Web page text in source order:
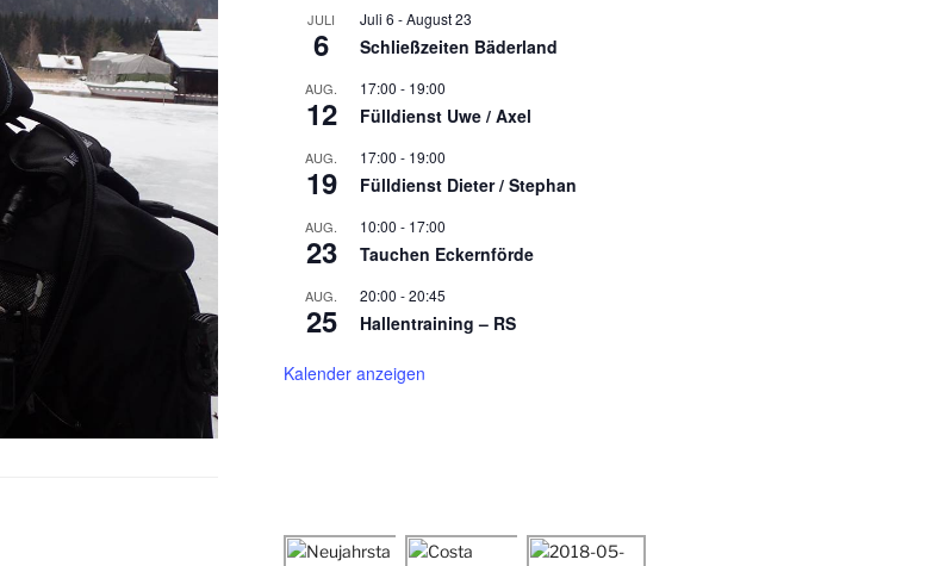
JULI
6
Juli 6 -August 23
Schließzeiten Bäderland
AUG.
12
17:00 - 19:00
Fülldienst Uwe / Axel
AUG.
19
17:00 - 19:00
Fülldienst Dieter / Stephan
AUG.
23
10:00 - 17:00
Tauchen Eckernförde
AUG.
25
20:00 -20:45
Hallentraining – RS
Kalender anzeigen